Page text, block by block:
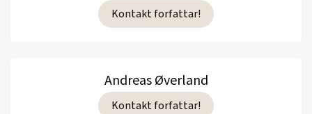
Kontakt forfattar!
Andreas Øverland
Kontakt forfattar!